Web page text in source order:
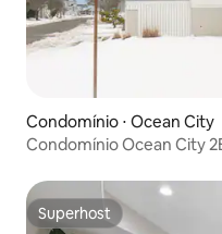
Condomínio ⋅ Ocean City
Condomínio Ocean City
Superhost
Superhost